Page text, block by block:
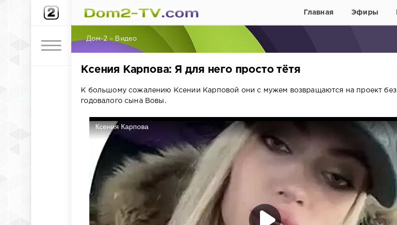
Главная Эфиры
Дом-2 » Видео
Ксения Карпова: Я для него просто тётя
К большому сожалению Ксении Карповой они с мужем возвращаются на проект без
годовалого сына Вовы.